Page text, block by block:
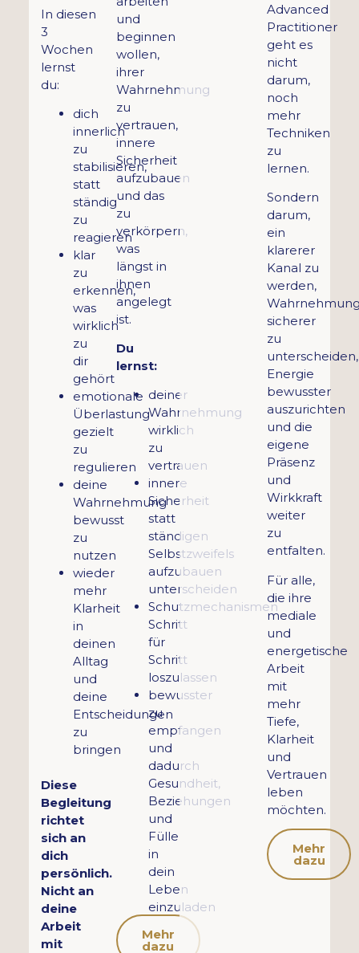
und
beginnen
wollen,
ihrer
Wahrnehmung
zu
vertrauen,
innere
Sicherheit
aufzubauen
und das
zu
verkörpern,
was
längst in
ihnen
angelegt
ist.
Du
lernst:
deiner
Wahrnehmung
wirklich
zu
vertrauen
innere
Sicherheit
statt
ständigen
Selbstzweifels
aufzubauen
unterscheiden
Schutzmechanismen
Schritt
für
Schritt
loszulassen
bewusster
zu
empfangen
und
dadurch
Gesundheit,
Beziehungen
und
Fülle
in
dein
Leben
einzuladen
Mehr
dazu
In diesen
3
Wochen
lernst
du:
dich
innerlich
zu
stabilisieren,
statt
ständig
zu
reagieren
klar
zu
erkennen,
was
wirklich
zu
dir
gehört
emotionale
Überlastung
gezielt
zu
regulieren
deine
Wahrnehmung
bewusst
zu
nutzen
wieder
mehr
Klarheit
in
deinen
Alltag
und
deine
Entscheidungen
zu
bringen
Diese
Begleitung
richtet
sich an
dich
persönlich.
Nicht an
deine
Arbeit
mit
Advanced
Practitioner
geht es
nicht
darum,
noch
mehr
Techniken
zu
lernen.
Sondern
darum,
ein
klarerer
Kanal zu
werden,
sicherer
zu
unterscheiden,
Energie
bewusster
auszurichten
und die
eigene
Präsenz
und
Wirkkraft
weiter
zu
entfalten.
Für alle,
die ihre
mediale
und
energetische
Arbeit
mit
mehr
Tiefe,
Klarheit
und
Vertrauen
leben
möchten.
Mehr
dazu